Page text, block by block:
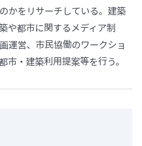
かをリサーチしている。建築
や都市に関するメディア制
運営、市民協働のワークショ
市・建築利用提案等を行う。